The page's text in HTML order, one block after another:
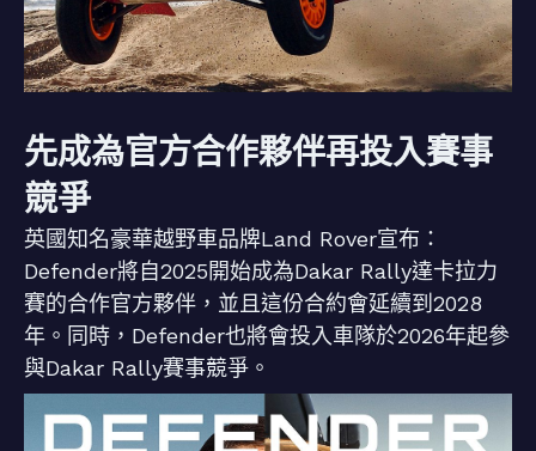
先成為官方合作夥伴再投入賽事
競爭
英國知名豪華越野車品牌Land Rover宣布：
Defender將自2025開始成為Dakar Rally達卡拉力
賽的合作官方夥伴，並且這份合約會延續到2028
年。同時，Defender也將會投入車隊於2026年起參
與Dakar Rally賽事競爭。